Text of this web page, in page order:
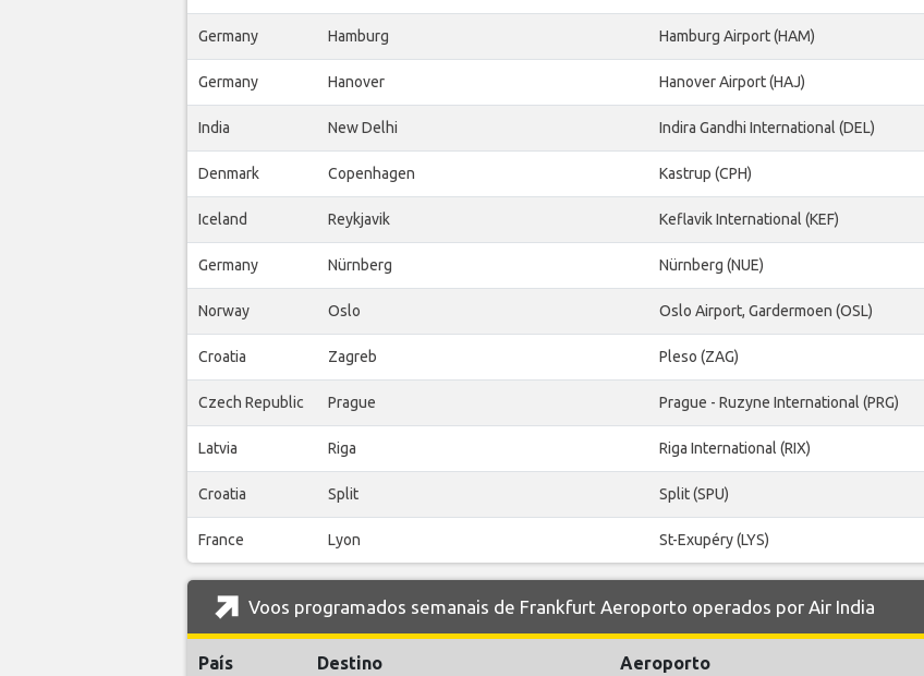
Germany Hamburg Hamburg Airport (HAM)
Germany Hanover Hanover Airport (HAJ)
India New Delhi Indira Gandhi International (DEL)
Denmark Copenhagen Kastrup (CPH)
Iceland Reykjavik Keflavik International (KEF)
Germany Nürnberg Nürnberg (NUE)
Norway Oslo Oslo Airport, Gardermoen (OSL)
Croatia Zagreb Pleso (ZAG)
Czech Republic Prague Prague - Ruzyne International (PRG)
Latvia Riga Riga International (RIX)
Croatia Split Split (SPU)
France Lyon St-Exupéry (LYS)
Voos programados semanais de Frankfurt Aeroporto operados por Air India
País Destino Aeroporto